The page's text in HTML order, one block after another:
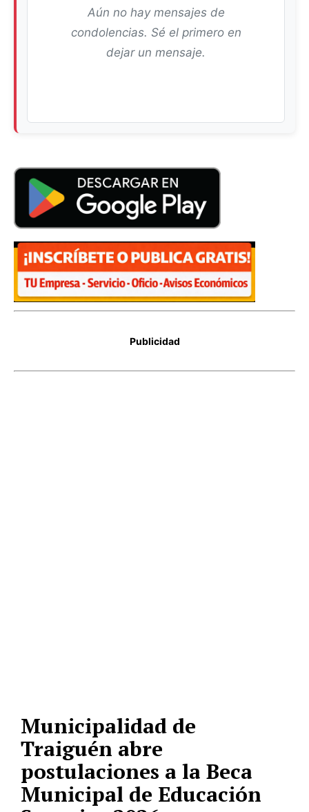
Aún no hay mensajes de
condolencias. Sé el primero en
dejar un mensaje.
Publicidad